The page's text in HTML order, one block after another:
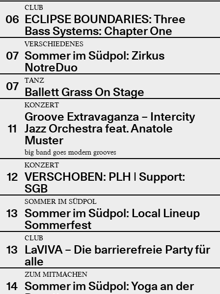
06
CLUB
ECLIPSE BOUNDARIES: Three
Bass Systems: Chapter One
07
VERSCHIEDENES
Sommer im Südpol: Zirkus
NotreDuo
07
TANZ
Ballett Grass On Stage
11
KONZERT
Groove Extravaganza – Intercity
Jazz Orchestra feat. Anatole
Muster
big band goes modern grooves
12
KONZERT
VERSCHOBEN: PLH | Support:
SGB
13
SOMMER IM SÜDPOL
Sommer im Südpol: Local Lineup
Sommerfest
13
CLUB
LaVIVA – Die barrierefreie Party für
alle
14
ZUM MITMACHEN
Sommer im Südpol: Yoga an der